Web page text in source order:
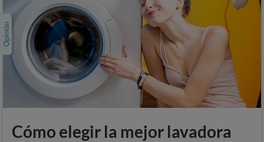
Cómo elegir la mejor lavadora